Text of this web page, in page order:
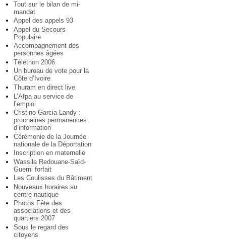
Tout sur le bilan de mi-
mandat
Appel des appels 93
Appel du Secours
Populaire
Accompagnement des
personnes âgées
Téléthon 2006
Un bureau de vote pour la
Côte d’Ivoire
Thuram en direct live
L’Afpa au service de
l’emploi
Cristino Garcia Landy :
prochaines permanences
d’information
Cérémonie de la Journée
nationale de la Déportation
Inscription en maternelle
Wassila Redouane-Saïd-
Guerni forfait
Les Coulisses du Bâtiment
Nouveaux horaires au
centre nautique
Photos Fête des
associations et des
quartiers 2007
Sous le regard des
citoyens